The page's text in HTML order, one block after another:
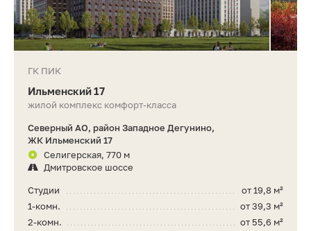
ГК ПИК
Ильменский 17
жилой комплекс комфорт-класса
Северный АО, район Западное Дегунино,
ЖК Ильменский 17
Селигерская, 770 м
Дмитровское шоссе
от 19,8 м²
Студии
от 39,3 м²
1-комн.
от 55,6 м²
2-комн.